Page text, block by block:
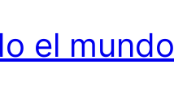
el mundo